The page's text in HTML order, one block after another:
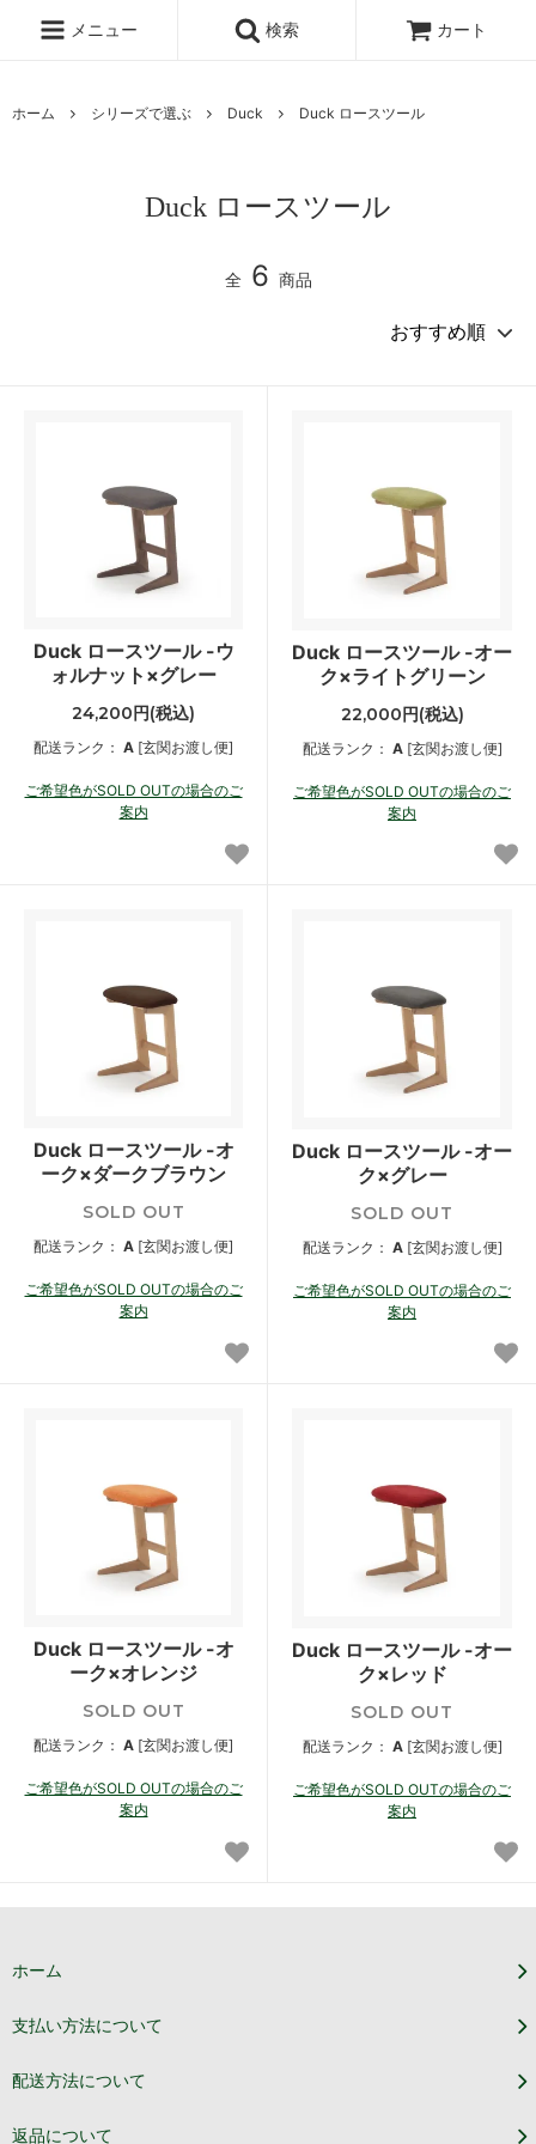
メニュー 検索 カート
ホーム シリーズで選ぶ Duck Duck ロースツール
Duck ロースツール
全 6 商品
Duck ロースツール -ウ
ォルナット×グレー
24,200円(税込)
配送ランク： A [玄関お渡し便]
ご希望色がSOLD OUTの場合のご
案内
Duck ロースツール -オー
ク×ライトグリーン
22,000円(税込)
配送ランク： A[玄関お渡し便]
ご希望色がSOLD OUTの場合のご
案内
Duck ロースツール -オ
ーク×ダークブラウン
SOLD OUT
配送ランク： A [玄関お渡し便]
ご希望色がSOLD OUTの場合のご
案内
Duck ロースツール -オー
ク×グレー
SOLD OUT
配送ランク： A[玄関お渡し便]
ご希望色がSOLD OUTの場合のご
案内
Duck ロースツール -オ
ーク×オレンジ
SOLD OUT
配送ランク： A [玄関お渡し便]
ご希望色がSOLD OUTの場合のご
案内
Duck ロースツール -オー
ク×レッド
SOLD OUT
配送ランク： A[玄関お渡し便]
ご希望色がSOLD OUTの場合のご
案内
ホーム
支払い方法について
配送方法について
返品について